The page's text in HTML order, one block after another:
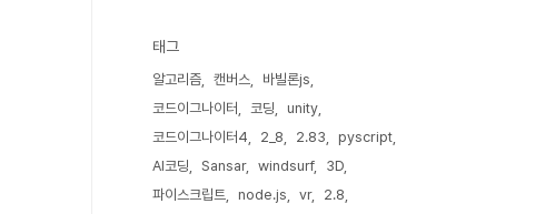
태그
알고리즘 캔버스
바빌론js
코드이그나이터
코딩
unity
코드이그나이터4
2_8 2.83
pyscript
AI코딩
Sansar windsurf
3D
파이스크립트
node.js vr
2.8